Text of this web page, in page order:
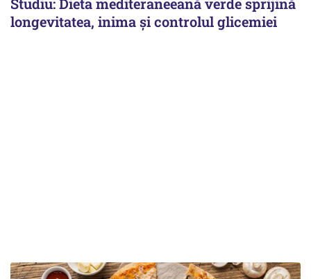
longevitatea, inima și controlul glicemiei